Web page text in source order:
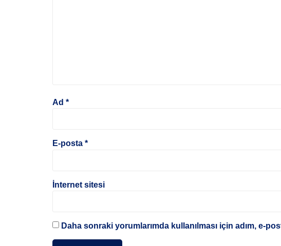
Ad *
E-posta *
İnternet sitesi
Daha sonraki yorumlarımda kullanılması için adım, e-